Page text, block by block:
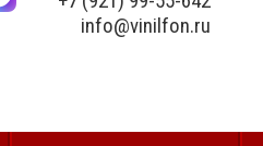
info@vinilfon.ru